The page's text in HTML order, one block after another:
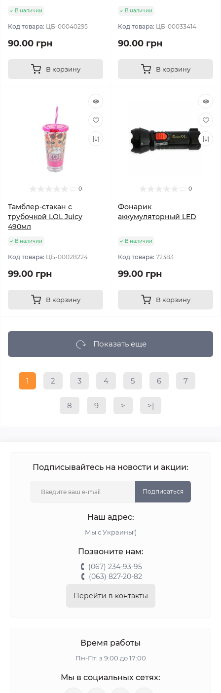
В наличии
Код товара: ЦБ-00040295
90.00 грн
В корзину
В наличии
Код товара: ЦБ-00033414
90.00 грн
В корзину
0
Тамблер-стакан с
трубочкой LOL Juicy
490мл
В наличии
Код товара: ЦБ-00028224
99.00 грн
В корзину
0
Фонарик
аккумуляторный LED
В наличии
Код товара: 72383
99.00 грн
В корзину
Показать еще
1 2 3 4 5 6 7
8 9 > >|
Подписывайтесь на новости и акции:
Подписаться
Наш адрес:
Мы с Украины!)
Позвоните нам:
(067) 234-93-95
(063) 827-20-82
Перейти в контакты
Время работы
Пн-Пт: з 9:00 до 17:00
Мы в социальных сетях: